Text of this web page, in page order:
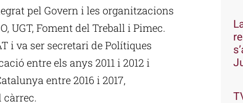
pel Govern i les organitzacions
UGT, Foment del Treball i Pimec.
i va ser secretari de Polítiques
entre els anys 2011 i 2012 i
entre 2016 i 2017,
càrrec.